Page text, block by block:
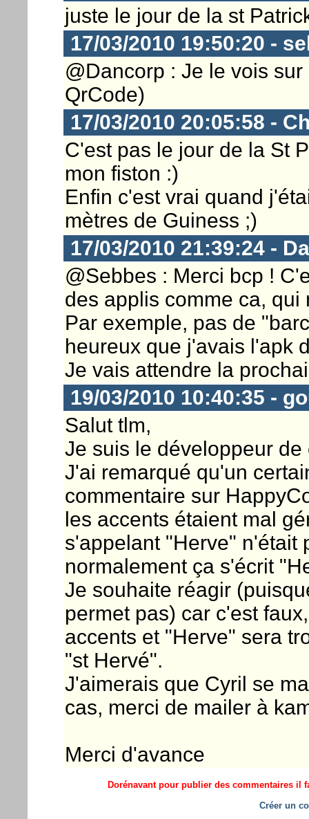
juste le jour de la st
17/03/2010 19:50:20 -
@Dancorp : Je le vois
QrCode)
17/03/2010 20:05:58 -
C'est pas le jour de la St
mon fiston :)
Enfin c'est vrai quand
mètres de Guiness ;)
17/03/2010 21:39:24 -
@Sebbes : Merci bcp !
des applis comme ca,
Par exemple, pas de
heureux que j'avais l'apk
Je vais attendre la
19/03/2010 10:40:35 -
Salut tlm,
Je suis le développeur
J'ai remarqué qu'un
commentaire sur
les accents étaient mal
s'appelant "Herve" n'était
normalement ça s'écrit
Je souhaite réagir
permet pas) car c'est
accents et "Herve" sera
"st Hervé".
J'aimerais que Cyril se
cas, merci de mailer à
Merci d'avance
Dorénavant pour publier des commentaires il
Créer un